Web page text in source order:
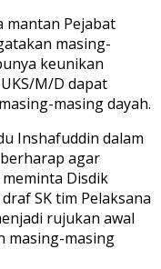
mantan Pejabat
masing-
keunikan
M/D dapat
masing dayah.
Inshafuddin dalam
agar
Disdik
SK tim Pelaksana
rujukan awal
masing-masing